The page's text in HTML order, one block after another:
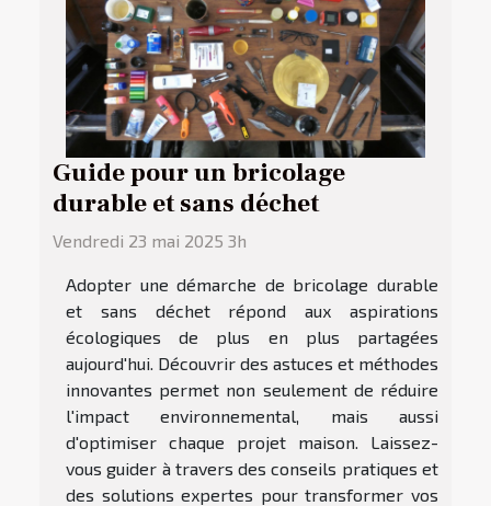
Guide pour un bricolage
durable et sans déchet
Vendredi 23 mai 2025 3h
Adopter une démarche de bricolage durable
et sans déchet répond aux aspirations
écologiques de plus en plus partagées
aujourd'hui. Découvrir des astuces et méthodes
innovantes permet non seulement de réduire
l'impact environnemental, mais aussi
d'optimiser chaque projet maison. Laissez-
vous guider à travers des conseils pratiques et
des solutions expertes pour transformer vos